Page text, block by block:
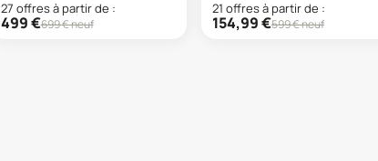
27 offresà partir de :
499€699€ neuf
21 offresà partir de :
154,99€599€ neuf